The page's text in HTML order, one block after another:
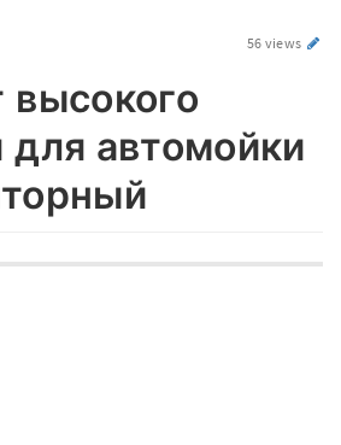
56 views
высокого
для автомойки